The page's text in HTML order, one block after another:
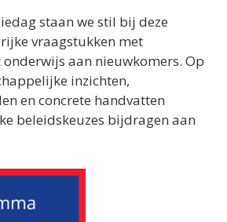
staan we stil bij deze
vraagstukken met
aan nieuwkomers. Op
inzichten,
en concrete handvatten
beleidskeuzes bijdragen aan